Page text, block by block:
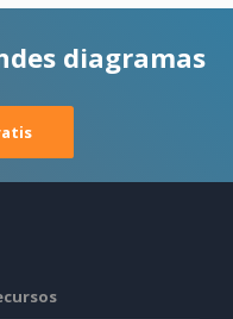
diagramas